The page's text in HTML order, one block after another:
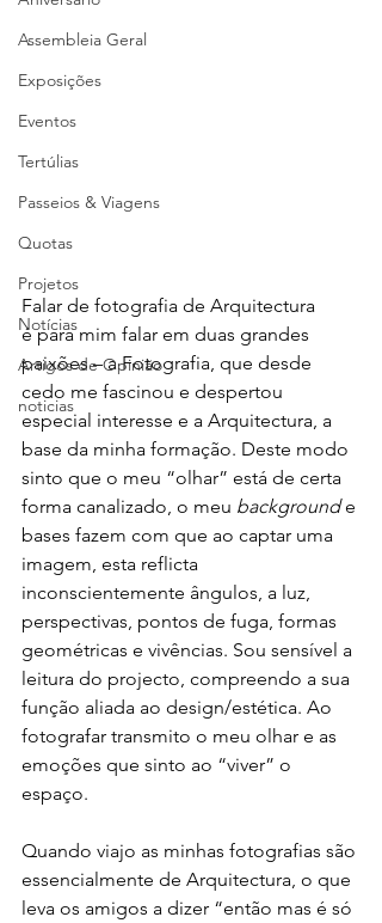
Assembleia Geral
Exposições
Eventos
Tertúlias
Passeios & Viagens
Quotas
Projetos
Notícias
Artigos de Opinião
noticias
Falar de fotografia de Arquitectura
é para mim falar em duas grandes
paixões – a Fotografia, que desde
cedo me fascinou e despertou
especial interesse e a Arquitectura, a
base da minha formação. Deste modo
sinto que o meu “olhar” está de certa
forma canalizado, o meu background e
bases fazem com que ao captar uma
imagem, esta reflicta
inconscientemente ângulos, a luz,
perspectivas, pontos de fuga, formas
geométricas e vivências. Sou sensível a
leitura do projecto, compreendo a sua
função aliada ao design/estética. Ao
fotografar transmito o meu olhar e as
emoções que sinto ao “viver” o
espaço.
Quando viajo as minhas fotografias são
essencialmente de Arquitectura, o que
leva os amigos a dizer “então mas é só